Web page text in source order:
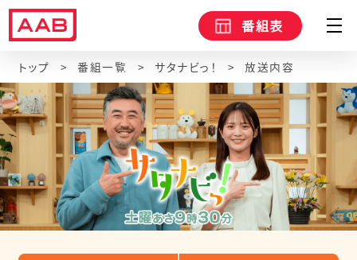
番組表
トップ 番組一覧 サタナビっ！ 放送内容